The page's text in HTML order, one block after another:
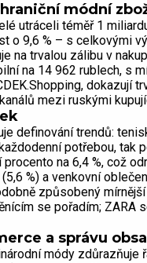
módní
utráceli téměř 1
o 9,6 % – s celkovými
na trvalou zálibu v
na 14 962 rublech, s
dokazují
mezi ruskými
definování trendů:
potřebou,
na 6,4 %, což
%) a venkovní
způsobený
se pořadím;
a správu
módy